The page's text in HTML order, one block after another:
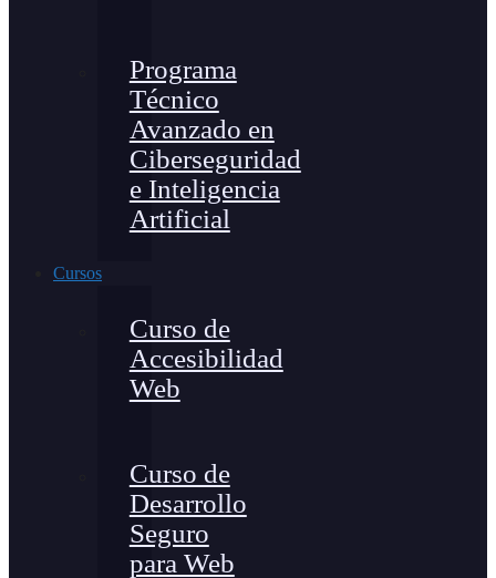
Programa
Técnico
Avanzado en
Ciberseguridad
e Inteligencia
Artificial
Cursos
Curso de
Accesibilidad
Web
Curso de
Desarrollo
Seguro
para Web